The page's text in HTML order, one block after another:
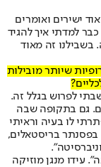
ישירים ואומרים
למדתי איך להגיד
בשבילנו זה מאוד
שיותר מובילות
לפרוש בגלל זה.
גם בתקופה שבה
לו בעיה וראיתי
בריסטאלים,
שנה". עידו מנגן מוזיקה